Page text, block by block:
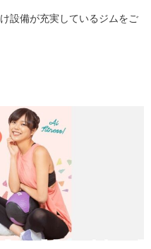
設備が充実しているジムをご